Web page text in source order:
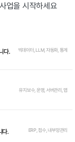
업을 시작하세요
다. 빅데이터, LLM, 자동화, 통계
유지보수, 운영, 서버관리, 앱
다. ERP, 접수, 내부망관리